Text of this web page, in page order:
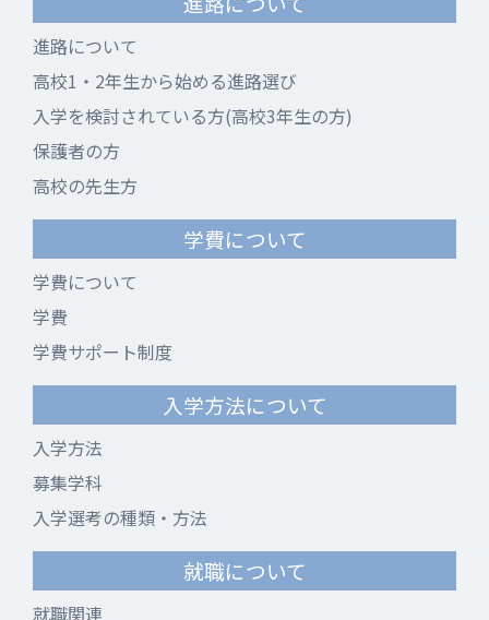
進路について
高校1・2年生から始める進路選び
入学を検討されている方(高校3年生の方)
保護者の方
高校の先生方
学費について
学費について
学費
学費サポート制度
入学方法について
入学方法
募集学科
入学選考の種類・方法
就職について
就職関連